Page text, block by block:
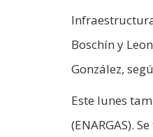
Boschín y
González,
Este lunes
(ENARGAS).